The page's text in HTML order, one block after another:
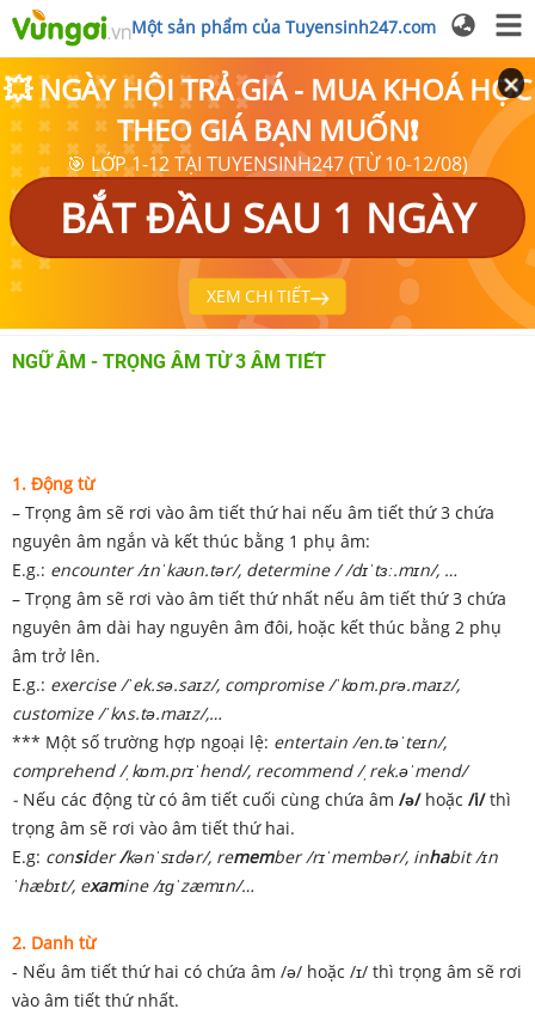
Một sản phẩm của Tuyensinh247.com
💥 NGÀY HỘI TRẢ GIÁ - MUA KHOÁ HỌC
THEO GIÁ BẠN MUỐN❗
🎯 LỚP 1-12 TẠI TUYENSINH247 (TỪ 10-12/08)
BẮT ĐẦU SAU 1 NGÀY
XEM CHI TIẾT
NGỮ ÂM - TRỌNG ÂM TỪ 3 ÂM TIẾT
1. Động từ
– Trọng âm sẽ rơi vào âm tiết thứ hai nếu âm tiết thứ 3 chứa
nguyên âm ngắn và kết thúc bằng 1 phụ âm:
E.g.: encounter /ɪnˈkaʊn.tər/, determine / /dɪˈtɜː.mɪn/, …
– Trọng âm sẽ rơi vào âm tiết thứ nhất nếu âm tiết thứ 3 chứa
nguyên âm dài hay nguyên âm đôi, hoặc kết thúc bằng 2 phụ
âm trở lên.
E.g.: exercise /ˈek.sə.saɪz/, compromise /ˈkɒm.prə.maɪz/,
customize /ˈkʌs.tə.maɪz/,…
*** Một số trường hợp ngoại lệ: entertain /en.təˈteɪn/,
comprehend /ˌkɒm.prɪˈhend/, recommend /ˌrek.əˈmend/
- Nếu các động từ có âm tiết cuối cùng chứa âm /ə/hoặc /i/thì
trọng âm sẽ rơi vào âm tiết thứ hai.
E.g: consider/kənˈsɪdər/, remember /rɪˈmembər/, inhabit /ɪn
ˈhæbɪt/, examine /ɪɡˈzæmɪn/…
2. Danh từ
- Nếu âm tiết thứ hai có chứa âm /ə/ hoặc /ɪ/ thì trọng âm sẽ rơi
vào âm tiết thứ nhất.